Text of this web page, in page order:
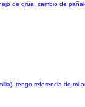
de grúa, cambio de
tengo referencia de mi